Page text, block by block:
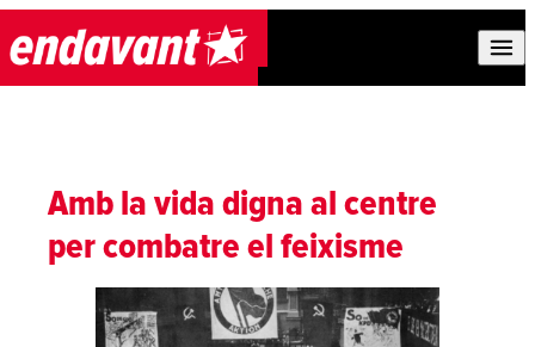
Skip to content
Amb la vida digna al centre
per combatre el feixisme